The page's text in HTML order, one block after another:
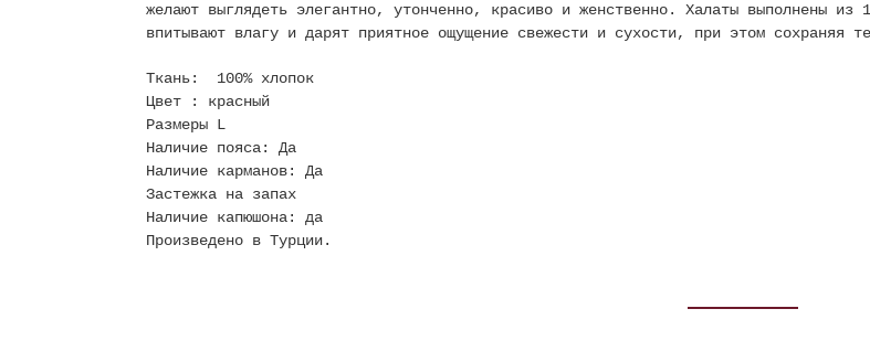
желают выглядеть элегантно, утонченно, красиво и женственно. Халаты выполнены из
впитывают влагу и дарят приятное ощущение свежести и сухости, при этом сохраняя
Ткань: 100% хлопок
Цвет : красный
Размеры L
Наличие пояса: Да
Наличие карманов: Да
Застежка на запах
Наличие капюшона: да
Произведено в Турции.